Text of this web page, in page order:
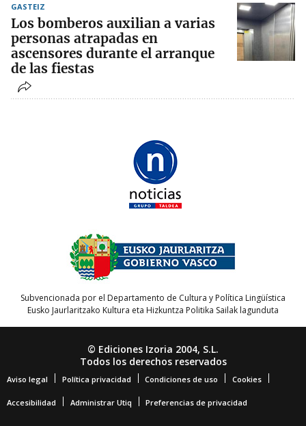
GASTEIZ
Los bomberos auxilian a varias
personas atrapadas en
ascensores durante el arranque
de las fiestas
Subvencionada por el Departamento de Cultura y Política Lingüística
Eusko Jaurlaritzako Kultura eta Hizkuntza Politika Sailak lagunduta
© Ediciones Izoria 2004, S.L.
Todos los derechos reservados
Aviso legal Política privacidad Condiciones de uso Cookies
Accesibilidad Administrar Utiq Preferencias de privacidad